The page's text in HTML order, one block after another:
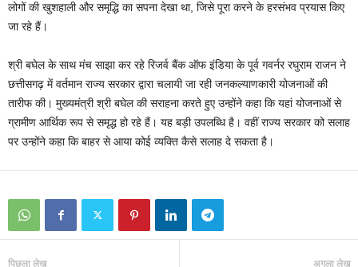
लोगों की खुशहाली और समृद्धि का सपना देखा था, जिसे पूरा करने के हरसंभव प्रयास किए
जा रहे हैं।
श्री बघेल के साथ मंच साझा कर रहे रिजर्व बैंक ऑफ इंडिया के पूर्व गवर्नर रघुराम राजन ने
छत्तीसगढ़ में वर्तमान राज्य सरकार द्वारा चलायी जा रही जनकल्याणकारी योजनाओं की
तारीफ की। मुख्यमंत्री श्री बघेल की सराहना करते हुए उन्होंने कहा कि यहां योजनाओं से
ग्रामीण आर्थिक रूप से समृद्ध हो रहे हैं। यह बड़ी उपलब्धि है। वहीं राज्य सरकार को सलाह
पर उन्होंने कहा कि बाहर से आया कोई व्यक्ति कैसे सलाह दे सकता है।
पिछला लेख अगला लेख